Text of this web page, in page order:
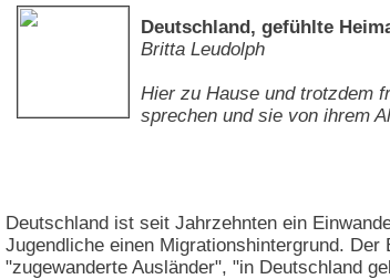
Deutschland, gefühlte
Britta Leudolph
Hier zu Hause und trotzdem
sprechen und sie von ihrem
Deutschland ist seit Jahrzehnten ein
Jugendliche einen Migrationshintergrund. Der
"zugewanderte Ausländer", "in Deutschland